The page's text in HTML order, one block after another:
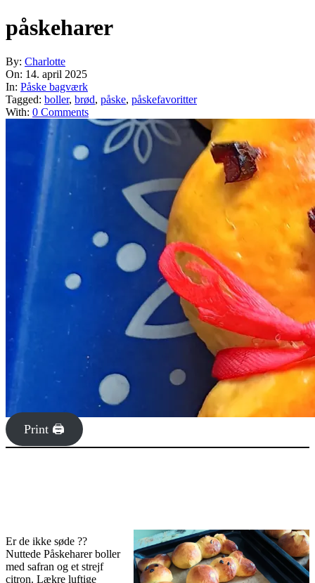
påskeharer
By: Charlotte
On: 14. april 2025
In: Påske bagværk
Tagged: boller, brød, påske, påskefavoritter
With: 0 Comments
Print 🖨
Er de ikke søde ??
Nuttede Påskeharer boller
med safran og et strejf
citron. Lækre luftige